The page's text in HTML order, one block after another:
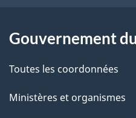
p
a
Gouvernement
Toutes les coordonnées
Ministères et organismes